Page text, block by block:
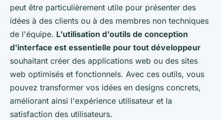
peut être particulièrement utile pour présenter des
idées à des clients ou à des membres non techniques
de l'équipe. L'utilisation d'outils de conception
d'interface est essentielle pour tout développeur
souhaitant créer des applications web ou des sites
web optimisés et fonctionnels. Avec ces outils, vous
pouvez transformer vos idées en designs concrets,
améliorant ainsi l'expérience utilisateur et la
satisfaction des utilisateurs.